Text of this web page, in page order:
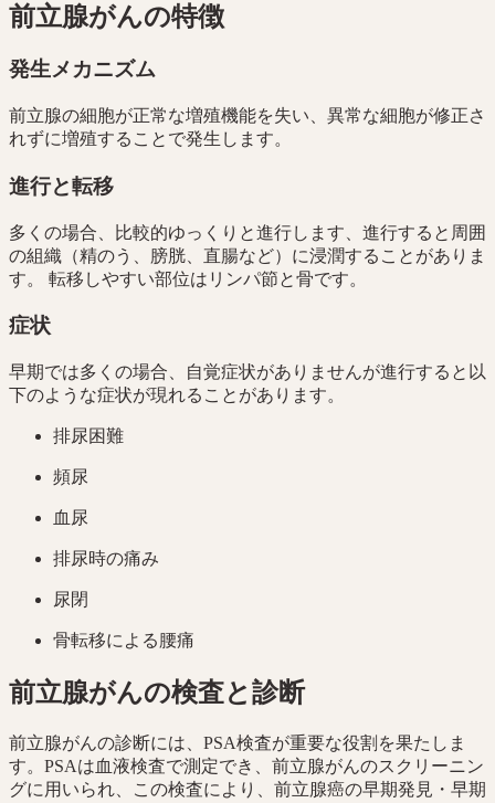
前立腺がんの特徴
発生メカニズム
前立腺の細胞が正常な増殖機能を失い、異常な細胞が修正さ
れずに増殖することで発生します。
進行と転移
多くの場合、比較的ゆっくりと進行します、進行すると周囲
の組織（精のう、膀胱、直腸など）に浸潤することがありま
す。 転移しやすい部位はリンパ節と骨です。
症状
早期では多くの場合、自覚症状がありませんが進行すると以
下のような症状が現れることがあります。
排尿困難
頻尿
血尿
排尿時の痛み
尿閉
骨転移による腰痛
前立腺がんの検査と診断
前立腺がんの診断には、PSA検査が重要な役割を果たしま
す。PSAは血液検査で測定でき、前立腺がんのスクリーニン
グに用いられ、この検査により、前立腺癌の早期発見・早期